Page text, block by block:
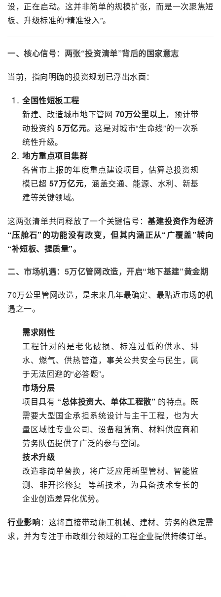
设，正在启动。这并非简单的规模扩张，而是一次聚焦短
板、升级标准的“精准投入”。
一、核心信号：两张“投资清单”背后的国家意志
当前，指向明确的投资规划已浮出水面：
全国性短板工程
新建、改造城市地下管网 70万公里以上，预计带
动投资约5万亿元。这是对城市“生命线”的一次系
统性升级。
地方重点项目集群
各省市上报的年度重点建设项目，估算总投资规
模已超 57万亿元，涵盖交通、能源、水利、新基
建等关键领域。
这两张清单共同释放了一个关键信号：基建投资作为经济
“压舱石”的功能没有改变，但其内涵正从“广覆盖”转向
“补短板、提质量”。
二、市场机遇：5万亿管网改造，开启“地下基建”黄金期
70万公里管网改造，是未来几年最确定、最贴近市场的机
遇之一。
需求刚性
工程针对的是老化破损、标准过低的供水、排
水、燃气、供热管道，事关公共安全与民生，属
于无法回避的“必答题”。
市场分层
项目具有 “总体投资大、单体工程散” 的特点。既
需要大型国企承担系统设计与主干工程，也为大
量区域性专业公司、设备租赁商、材料供应商和
劳务队伍提供了广泛的参与空间。
技术升级
改造非简单替换，将广泛应用新型管材、智能监
测、 非开挖修复
等新技术，为具备技术专长的
企业创造差异化优势。
行业影响：这将直接带动施工机械、建材、劳务的稳定需
求，并为专注于市政细分领域的工程企业提供持续订单。